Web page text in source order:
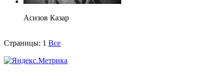
Асизов Казар
Страницы: 1 Все